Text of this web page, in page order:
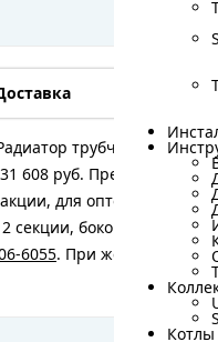
Котлы
Котлы
трубчатый Bonna
608 руб. Предлагаем
для оптовых
секции, боковое
6055. При желании вы